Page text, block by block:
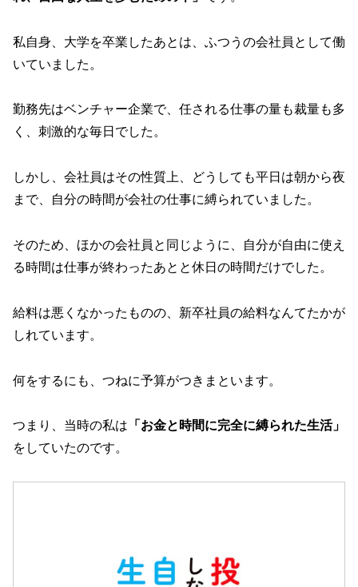
私自身、大学を卒業したあとは、ふつうの会社員として働
いていました。
勤務先はベンチャー企業で、任される仕事の量も裁量も多
く、刺激的な毎日でした。
しかし、会社員はその性質上、どうしても平日は朝から夜
まで、自分の時間が会社の仕事に縛られていました。
そのため、ほかの会社員と同じように、自分が自由に使え
る時間は仕事が終わったあとと休日の時間だけでした。
給料は悪くなかったものの、新卒社員の給料なんてたかが
しれています。
何をするにも、つねに予算がつきまといます。
つまり、当時の私は 「お金と時間に完全に縛られた生活」
をしていたのです。